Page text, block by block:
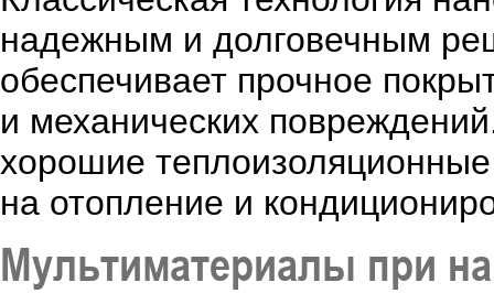
надежным и долговечным
обеспечивает прочное
и механических
хорошие теплоизоляционные
на отопление и
Мультиматериалы при